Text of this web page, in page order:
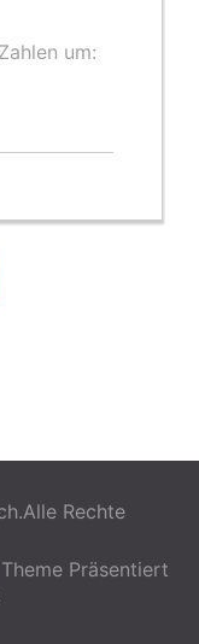
um:
.Alle Rechte
Präsentiert